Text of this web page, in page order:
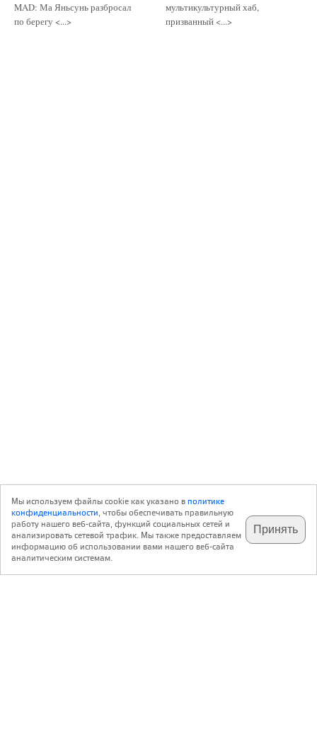
MAD: Ма Яньсунь разбросал
по берегу <...>
мультикультурный хаб,
призванный <...>
подпишитесь на наш
телеграм @archi_ru
✕
с 20 июля 1999 г.
Мы используем файлы cookie как указано вполитике
конфиденциальности, чтобы обеспечивать правильную
работу нашего веб-сайта, функций социальных сетей и
анализировать сетевой трафик. Мы также предоставляем
информацию об использовании вами нашего веб-сайта
аналитическим системам.
Принять